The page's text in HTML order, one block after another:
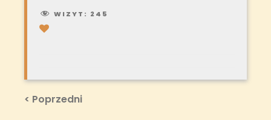
WIZYT: 245
Nawigacja
Previous
< Poprzedni